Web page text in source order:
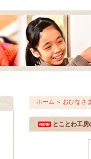
ホーム ＞ おひなさ
とことわ工